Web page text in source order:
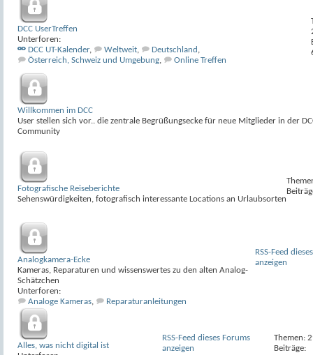
DCC UserTreffen
Unterforen:
DCC UT-Kalender, Weltweit, Deutschland ,
Österreich, Schweiz und Umgebung, Online Treffen
Willkommen im DCC
User stellen sich vor.. die zentrale Begrüßungsecke für neue Mitglieder in der
Community
Fotografische Reiseberichte
Sehenswürdigkeiten, fotografisch interessante Locations an Urlaubsorten
Analogkamera-Ecke
Kameras, Reparaturen und wissenswertes zu den alten Analog-
Schätzchen
Unterforen:
Analoge Kameras, Reparaturanleitungen
RSS-Feed
anzeigen
Alles, was nicht digital ist
RSS-Feed dieses Forums
anzeigen
Themen:
Beiträge: